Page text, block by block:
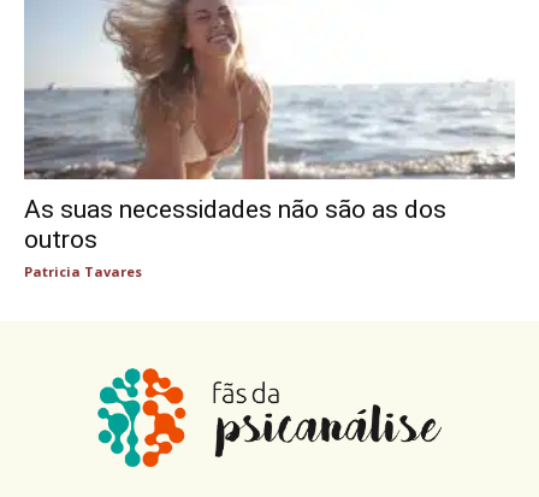
As suas necessidades não são as dos
outros
Patricia Tavares